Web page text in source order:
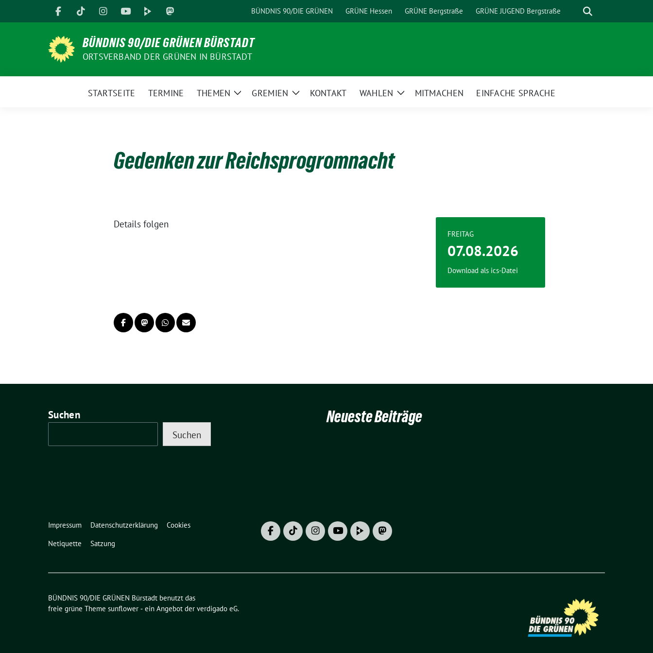
zum
BÜNDNIS 90/DIE GRÜNEN GRÜNE Hessen GRÜNE Bergstraße GRÜNE JUGEND Bergstraße Suche
BÜNDNIS 90/DIE GRÜNEN BÜRSTADT
ORTSVERBAND DER GRÜNEN IN BÜRSTADT
STARTSEITE TERMINE THEMEN
ZeigeGREMIEN
ZeigeKONTAKT WAHLEN
ZeigeMITMACHEN EINFACHE SPRACHE
Gedenken zur Reichsprogromnacht
Details folgen
FREITAG
07.08.2026
Download als ics-Datei
Suchen
Suchen
Neueste Beiträge
Impressum Datenschutzerklärung
Cookies
Netiquette
Satzung
BÜNDNIS 90/DIE GRÜNEN Bürstadt benutzt das
freie grüne Theme sunflower ‐ ein Angebot der verdigado eG.